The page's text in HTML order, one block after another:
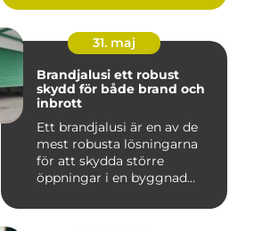
31. maj
Brandjalusi ett robust
skydd för både brand och
inbrott
Ett brandjalusi är en av de
mest robusta lösningarna
för att skydda större
öppningar i en byggnad